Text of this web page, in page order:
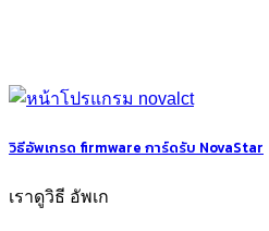
วิธีอัพเกรด firmware การ์ดรับ NovaStar
เราดูวิธี อัพเก